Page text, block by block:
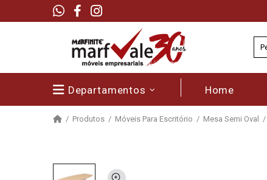
Departamentos Home
Produtos Móveis Para Escritório Mesa Semi Oval